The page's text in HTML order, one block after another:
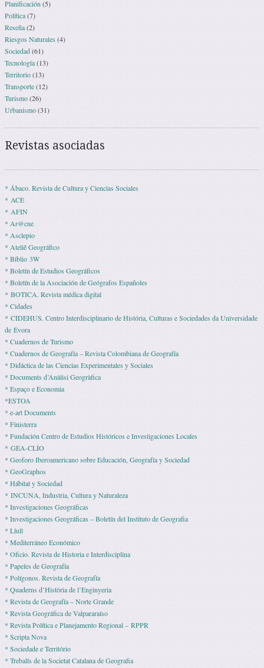
Planificación(5)
Política(7)
Reseña(2)
Riesgos Naturales(4)
Sociedad(61)
Tecnología(13)
Territorio(13)
Transporte(12)
Turismo(26)
Urbanismo(31)
Revistas asociadas
* Ábaco. Revista de Cultura y Ciencias Sociales
* ACE
* AFIN
* Ar@cne
* Asclepio
* Ateliê Geográfico
* Biblio 3W
* Boletín de Estudios Geográficos
* Boletín de la Asociación de Geógrafos Españoles
* BOTICA. Revista médica digital
* Cidades
* CIDEHUS. Centro Interdisciplinario de História, Culturas e Sociedades da Universidade
de Évora
* Cuadernos de Turismo
* Cuadernos de Geografía – Revista Colombiana de Geografía
* Didáctica de las Ciencias Experimentales y Sociales
* Documents d’Anàlisi Geogràfica
* Espaço e Economia
*ESTOA
* e-art Documents
* Finisterra
* Fundación Centro de Estudios Históricos e Investigaciones Locales
* GEA-CLÍO
* Geoforo Iberoamericano sobre Educación, Geografía y Sociedad
* GeoGraphos
* Hábitat y Sociedad
* INCUNA, Industria, Cultura y Naturaleza
* Investigaciones Geográficas
* Investigaciones Geográficas – Boletín del Instituto de Geografia
* Llull
* Mediterráneo Económico
* Ofi­cio. Revista de His­to­ria e Interdisciplina
* Pape­les de Geografía
* Polígonos. Revista de Geografía
* Quaderns d’Història de l’Enginyeria
* Revista de Geografía – Norte Grande
* Revista Geográfica de Valpararaíso
* Revista Polí­tica e Pla­ne­ja­mento Regio­nal – RPPR
* Scripta Nova
* Sociedade e Território
* Treballs de la Societat Catalana de Geografia